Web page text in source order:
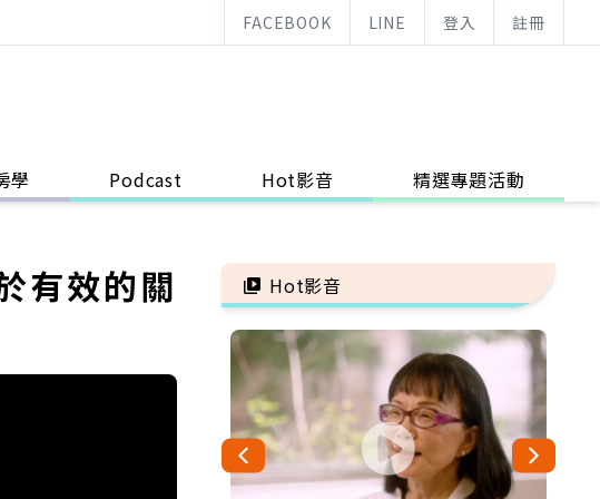
FACEBOOK LINE 登入 註冊
學 Podcast Hot影音 精選專題活動
有效的關
Hot影音